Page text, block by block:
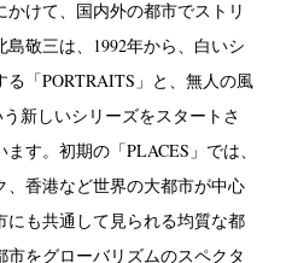
かけて、国内外の都市でストリ
敬三は、1992年から、白いシ
「PORTRAITS」と、無人の風
新しいシリーズをスタートさ
す。初期の「PLACES」では、
香港など世界の大都市が中心
も共通して見られる均質な都
をグローバリズムのスペクタ